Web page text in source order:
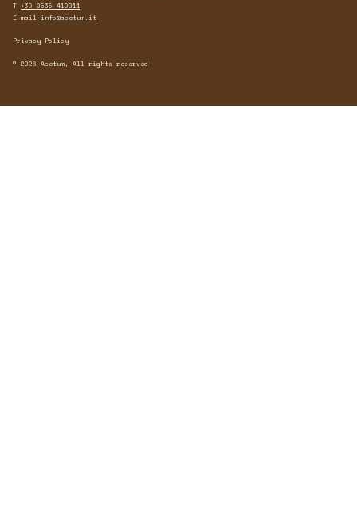
T +39 0535 410811
E-mail info@acetum.it
Privacy Policy
© 2026 Acetum, All rights reserved